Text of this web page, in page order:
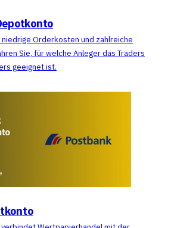
Orderkosten und zahlreiche
Sie, für welche Anleger das Traders
geeignet ist.